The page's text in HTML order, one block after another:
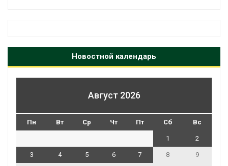
Новостной календарь
Август 2026
Пн Вт Ср Чт Пт Сб Вс
1 2
3 4 5 6 7 8 9